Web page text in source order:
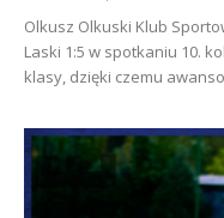
Olkusz Olkuski Klub
Laski 1:5 w spotkaniu 10.
klasy, dzięki czemu